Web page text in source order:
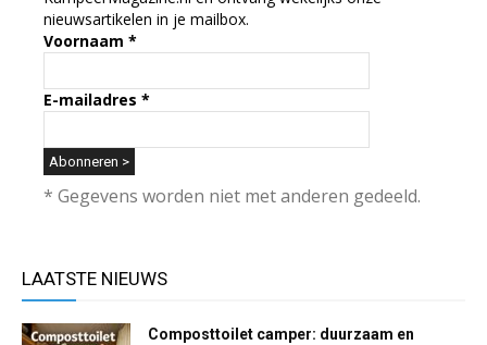
nieuwsartikelen in je mailbox.
Voornaam *
E-mailadres *
* Gegevens worden niet met anderen gedeeld.
LAATSTE NIEUWS
Composttoilet camper: duurzaam en